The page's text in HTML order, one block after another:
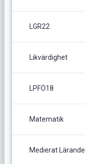
LGR22
Likvärdighet
LPFÖ18
Matematik
Medierat Lärande